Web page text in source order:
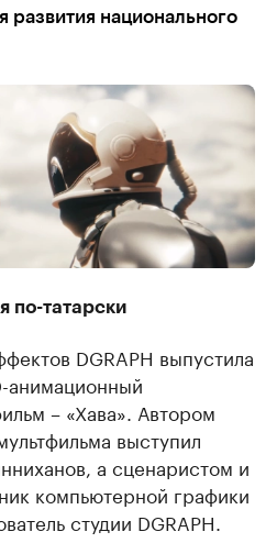
развития национального
по-татарски
DGRAPH выпустила
анимационный
– «Хава». Автором
выступил
а сценаристом и
компьютерной графики
студии DGRAPH.